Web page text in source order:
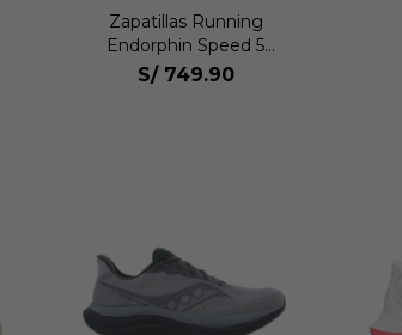
Zapatillas Running
Endorphin Speed 5
Hombre
S/ 749.90